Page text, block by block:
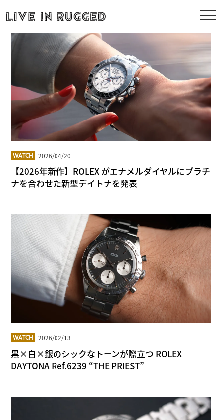
WATCH 2026/04/20
【2026年新作】ROLEX がエナメルダイヤルにプラチ
ナを合わせた新型デイトナを発表
WATCH 2026/02/13
黒×白×銀のシックなトーンが際立つ ROLEX
DAYTONA Ref.6239 “THE PRIEST”